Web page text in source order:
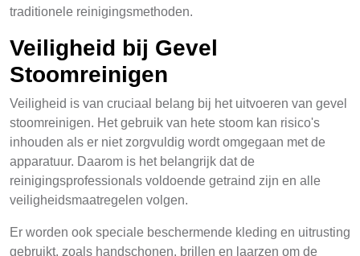
traditionele reinigingsmethoden.
Veiligheid bij Gevel
Stoomreinigen
Veiligheid is van cruciaal belang bij het uitvoeren van gevel
stoomreinigen. Het gebruik van hete stoom kan risico's
inhouden als er niet zorgvuldig wordt omgegaan met de
apparatuur. Daarom is het belangrijk dat de
reinigingsprofessionals voldoende getraind zijn en alle
veiligheidsmaatregelen volgen.
Er worden ook speciale beschermende kleding en uitrusting
gebruikt, zoals handschonen, brillen en laarzen om de